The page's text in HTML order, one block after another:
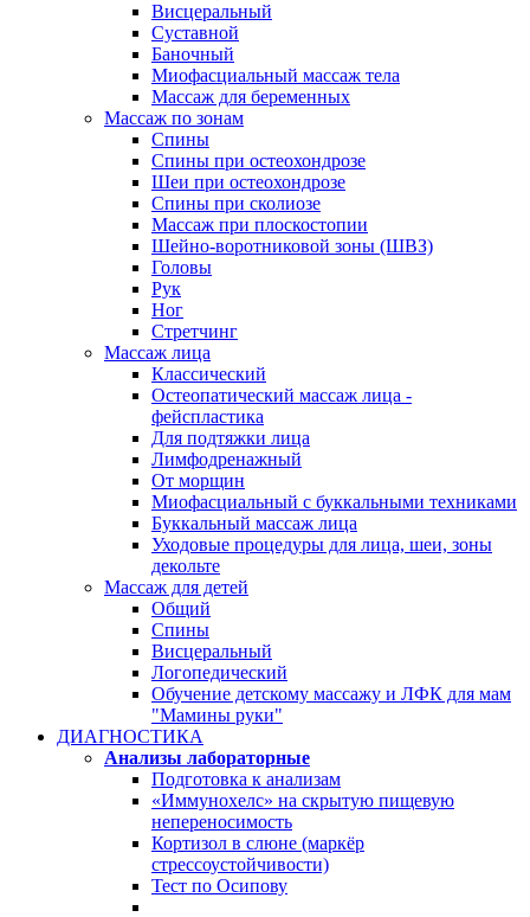
Висцеральный
Суставной
Баночный
Миофасциальный массаж тела
Массаж для беременных
Массаж по зонам
Спины
Спины при остеохондрозе
Шеи при остеохондрозе
Спины при сколиозе
Массаж при плоскостопии
Шейно-воротниковой зоны (ШВЗ)
Головы
Рук
Ног
Стретчинг
Массаж лица
Классический
Остеопатический массаж лица -
фейспластика
Для подтяжки лица
Лимфодренажный
От морщин
Миофасциальный с буккальными техниками
Буккальный массаж лица
Уходовые процедуры для лица, шеи, зоны
декольте
Массаж для детей
Общий
Спины
Висцеральный
Логопедический
Обучение детскому массажу и ЛФК для мам
"Мамины руки"
ДИАГНОСТИКА
Анализы лабораторные
Подготовка к анализам
«Иммунохелс» на скрытую пищевую
непереносимость
Кортизол в слюне (маркёр
стрессоустойчивости)
Тест по Осипову